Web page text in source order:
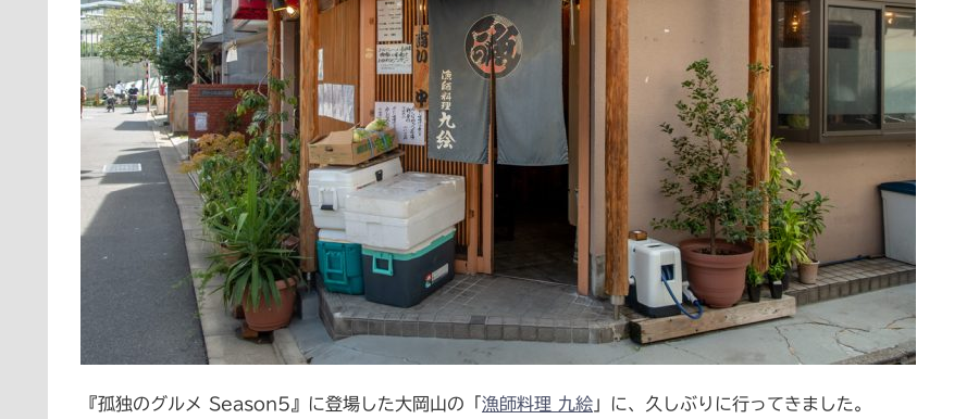
『孤独のグルメ Season5』に登場した大岡山の「 漁師料理 九絵 」に、久しぶりに行ってきました。